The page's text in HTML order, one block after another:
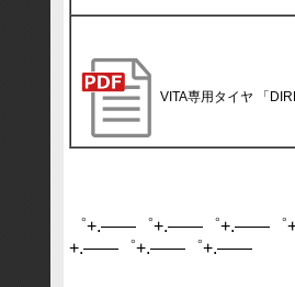
VITA専用タイヤ 「
゜+.――゜+.――゜+.――
+.――゜+.――゜+.――